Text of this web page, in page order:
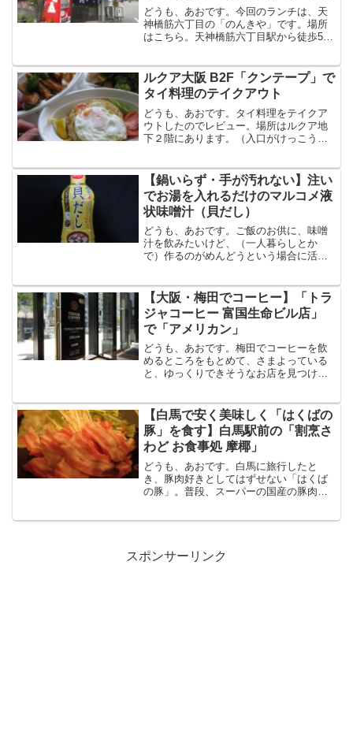
そばとめし」
どうも、あおです。今回のランチは、天
神橋筋六丁目の「のんきや」です。場所
はこちら。天神橋筋六丁目駅から徒歩5分
内たばこモクモクだったので、やめまし
た。そして、こちらのお...
ルクア大阪 B2F「クンテープ」で
タイ料理のテイクアウト
どうも、あおです。タイ料理をテイクア
ウトしたのでレビュー。場所はルクア地
下２階にあります。（入口がけっこう小
ど、テイクアウト不可でした。残念。
（店員さんによると、持ち帰り...
【鍋いらず・手が汚れない】注い
でお湯を入れるだけのマルコメ液
状味噌汁（貝だし）
どうも、あおです。ご飯のお供に、味噌
汁を飲みたいけど、（一人暮らしとか
で）作るのがめんどうという場合に活用
{b.MoshimoAffiliateObject=a;b...
【大阪・梅田でコーヒー】「トラ
ジャコーヒー 富国生命ビル店」
で「アメリカン」
どうも、あおです。梅田でコーヒーを飲
めるところをもとめて、さまよっている
と、ゆっくりできそうなお店を見つけま
のおしゃれなビルの中です。アメリカン
があったので、それにしま...
【白馬で安く美味しく「はくばの
豚」を食す】白馬駅前の「割烹さ
わど お食事処 摩椰」
どうも、あおです。白馬に旅行したと
き、豚肉好きとしてはずせない「はくば
の豚」。普段、スーパーの国産の豚肉を
スポンサーリンク